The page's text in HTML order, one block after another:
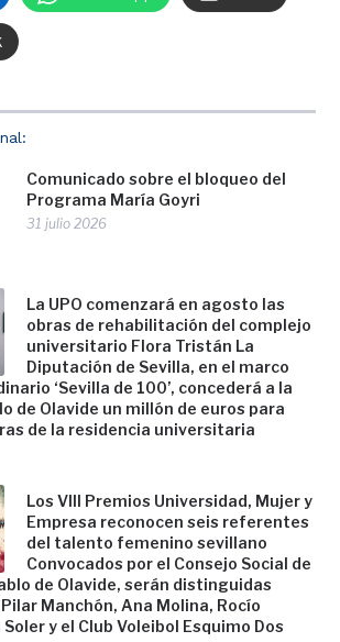
Comunicado sobre el bloqueo del
Programa María Goyri
31 julio 2026
La UPO comenzará en agosto las
obras de rehabilitación del complejo
universitario Flora Tristán La
Diputación de Sevilla, en el marco
‘Sevilla de 100’, concederá a la
de Olavide un millón de euros para
de la residencia universitaria
Los VIII Premios Universidad, Mujer y
Empresa reconocen seis referentes
del talento femenino sevillano
Convocados por el Consejo Social de
de Olavide, serán distinguidas
Manchón, Ana Molina, Rocío
y el Club Voleibol Esquimo Dos